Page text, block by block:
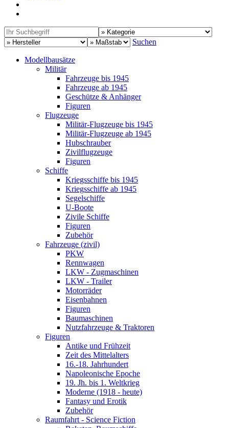
Suchen
Modellbausätze
Militär
Fahrzeuge bis 1945
Fahrzeuge ab 1945
Geschütze & Anhänger
Figuren
Flugzeuge
Militär-Flugzeuge bis 1945
Militär-Flugzeuge ab 1945
Hubschrauber
Zivilflugzeuge
Figuren
Schiffe
Kriegsschiffe bis 1945
Kriegsschiffe ab 1945
Segelschiffe
U-Boote
Zivile Schiffe
Figuren
Zubehör
Fahrzeuge (zivil)
PKW
Rennwagen
LKW - Zugmaschinen
LKW - Trailer
Motorräder
Eisenbahnen
Figuren
Baumaschinen
Nutzfahrzeuge & Traktoren
Figuren
Antike und Frühzeit
Zeit des Mittelalters
16.-18. Jahrhundert
Napoleonische Epoche
19. Jh. bis 1. Weltkrieg
Moderne (1918 - heute)
Fantasy und Erotik
Zubehör
Raumfahrt - Science Fiction